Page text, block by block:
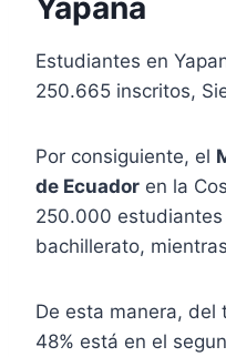
Estudiantes en
250.665 inscritos,
Por consiguiente, el
de Ecuador en la
250.000 estudiantes
bachillerato,
De esta manera, del
48% está en el